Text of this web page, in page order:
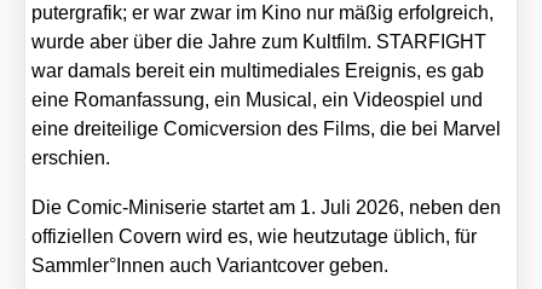
pu­ter­gra­fik; er war zwar im Kino nur mäßig erfolg­reich,
wur­de aber über die Jah­re zum Kult­film. STARFIGHT
war damals bereit ein mul­ti­me­dia­les Ereig­nis, es gab
eine Roman­fas­sung, ein Musi­cal, ein Video­spiel und
eine drei­tei­li­ge Comic­ver­si­on des Films, die bei Mar­vel
erschien.
Die Comic-Mini­se­rie star­tet am 1. Juli 2026, neben den
offi­zi­el­len Covern wird es, wie heut­zu­ta­ge üblich, für
Sammler°Innen auch Vari­ant­co­ver geben.